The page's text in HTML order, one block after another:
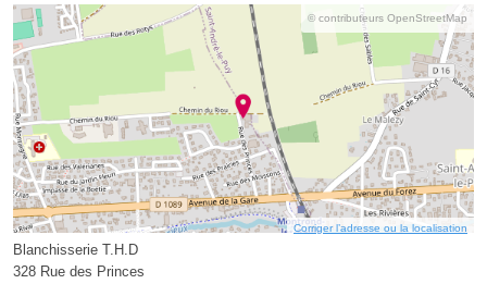
© contributeurs OpenStreetMap
Corriger l’adresse ou la localisation
Blanchisserie T.H.D
328 Rue des Princes